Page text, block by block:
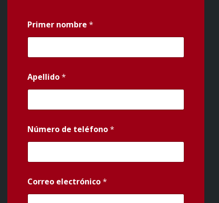
Primer nombre *
Apellido*
Número de teléfono*
Correo electrónico*